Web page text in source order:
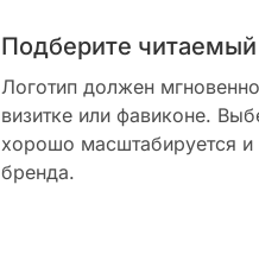
Подберите
Логотип должен
визитке или фавиконе.
хорошо масштабируется и
бренда.